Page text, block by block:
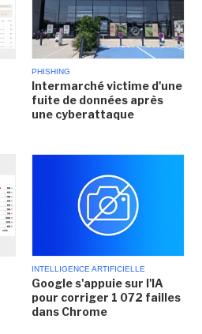
PHISHING
Intermarché victime d'une
fuite de données après
une cyberattaque
INTELLIGENCE ARTIFICIELLE
Google s'appuie sur l'IA
pour corriger 1 072 failles
dans Chrome